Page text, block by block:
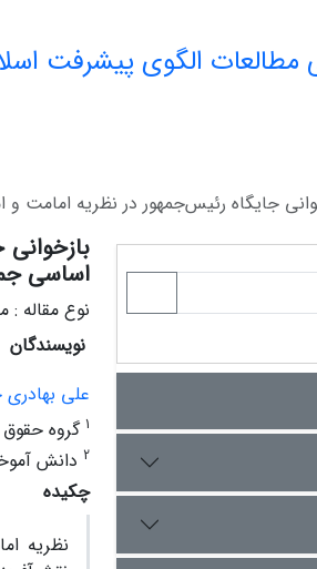
مطالعات الگوی پیشرفت
جایگاه رئیس‌جمهور در نظریه
اساسی
نوع مقاله :
نویسندگان
علی
1 گروه حقوق
2 دانش
چکیده
نظریه